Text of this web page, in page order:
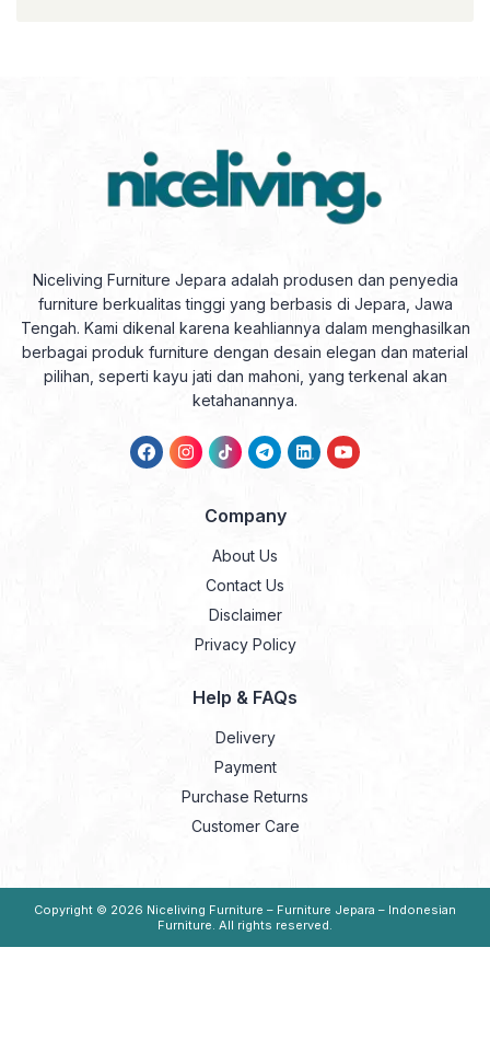
Niceliving Furniture Jepara adalah produsen dan penyedia
furniture berkualitas tinggi yang berbasis di Jepara, Jawa
Tengah. Kami dikenal karena keahliannya dalam menghasilkan
berbagai produk furniture dengan desain elegan dan material
pilihan, seperti kayu jati dan mahoni, yang terkenal akan
ketahanannya.
Company
About Us
Contact Us
Disclaimer
Privacy Policy
Help & FAQs
Delivery
Payment
Purchase Returns
Customer Care
Copyright © 2026 Niceliving Furniture – Furniture Jepara – Indonesian
Furniture. All rights reserved.